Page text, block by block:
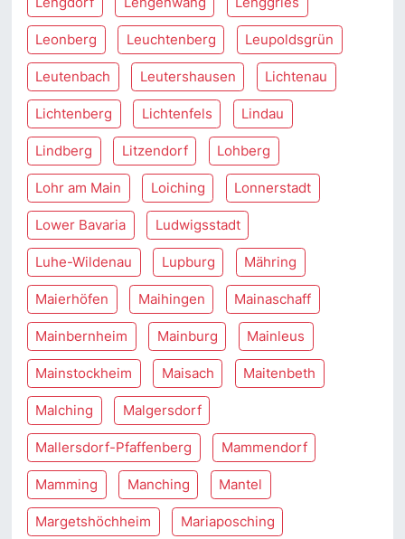
Leonberg Leuchtenberg Leupoldsgrün
Leutenbach Leutershausen Lichtenau
Lichtenberg Lichtenfels Lindau
Lindberg Litzendorf Lohberg
Lohr am Main Loiching Lonnerstadt
Lower Bavaria Ludwigsstadt
Luhe-Wildenau Lupburg Mähring
Maierhöfen Maihingen Mainaschaff
Mainbernheim Mainburg Mainleus
Mainstockheim Maisach Maitenbeth
Malching Malgersdorf
Mallersdorf-Pfaffenberg Mammendorf
Mamming Manching Mantel
Margetshöchheim Mariaposching